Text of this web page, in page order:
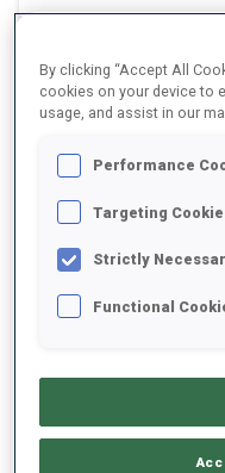
MOYENNE DE
RETARD SUR LE
TIR COUCHÉ
TIR DEBOUT
BADGES DÉBLOQUÉS
By clicking “Accept All
cookies on your device to
usage, and assist in our
Performance
Targeting
Strictly
Functional